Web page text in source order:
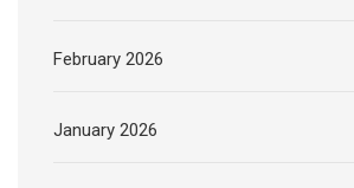
February 2026
January 2026